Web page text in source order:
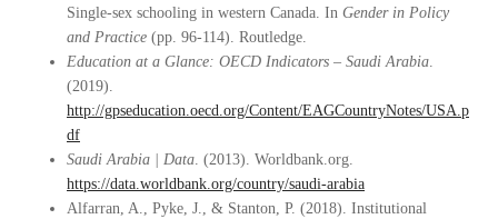
Single-sex schooling in western Canada. In Gender in Policy
and Practice (pp. 96-114). Routledge.
Education at a Glance: OECD Indicators – Saudi Arabia.
(2019).
http://gpseducation.oecd.org/Content/EAGCountryNotes/USA.p
df
Saudi Arabia | Data. (2013). Worldbank.org.
https://data.worldbank.org/country/saudi-arabia
Alfarran, A., Pyke, J., & Stanton, P. (2018). Institutional